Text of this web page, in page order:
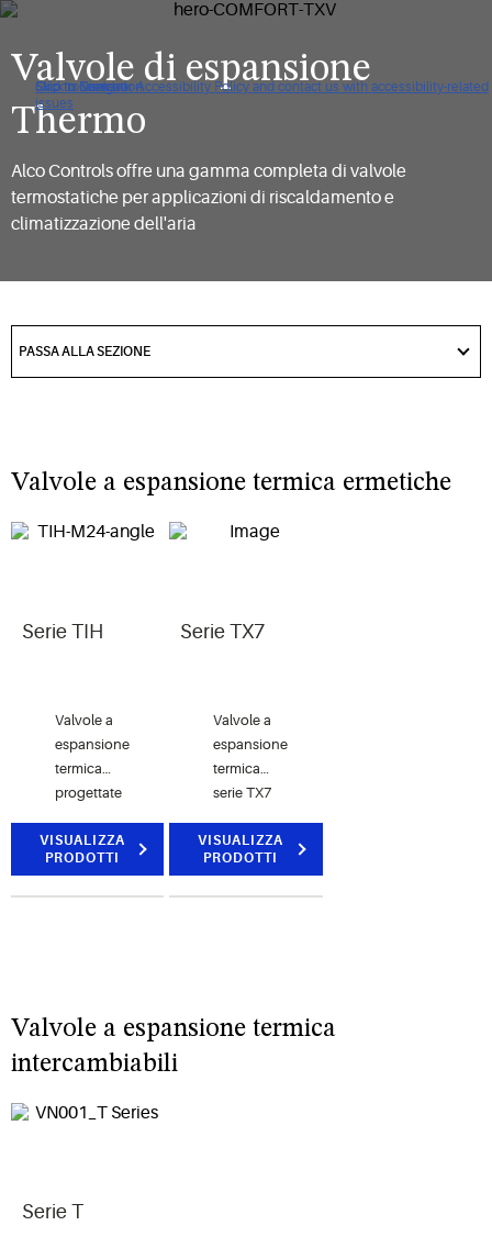
Click to view our Accessibility Policy and contact us with accessibility-related
issues
Skip to Navigation
Skip to Content
Skip to Search
Valvole di espansione
Thermo
Alco Controls offre una gamma completa di valvole
termostatiche per applicazioni di riscaldamento e
climatizzazione dell'aria
toPASSA ALLA SEZIONE
Valvole a espansione termica ermetiche
Serie TIH
Valvole a
espansione
termica
progettate
pompe di
calore,
raffreddamento
di
VISUALIZZA
PRODOTTI
Serie TX7
Valvole a
espansione
termica
serie TX7
applicazioni
che
accurato
VISUALIZZA
PRODOTTI
Valvole a espansione termica
intercambiabili
Serie T